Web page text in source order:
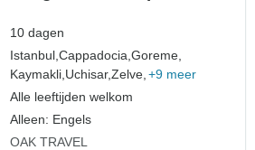
10 dagen
Istanbul,Cappadocia,Goreme,
Kaymakli, Uchisar,Zelve, +9 meer
Alle leeftijden welkom
Alleen: Engels
OAK TRAVEL